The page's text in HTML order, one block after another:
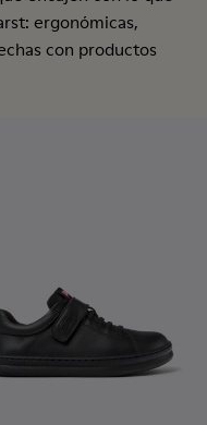
ergonómicas,
con productos